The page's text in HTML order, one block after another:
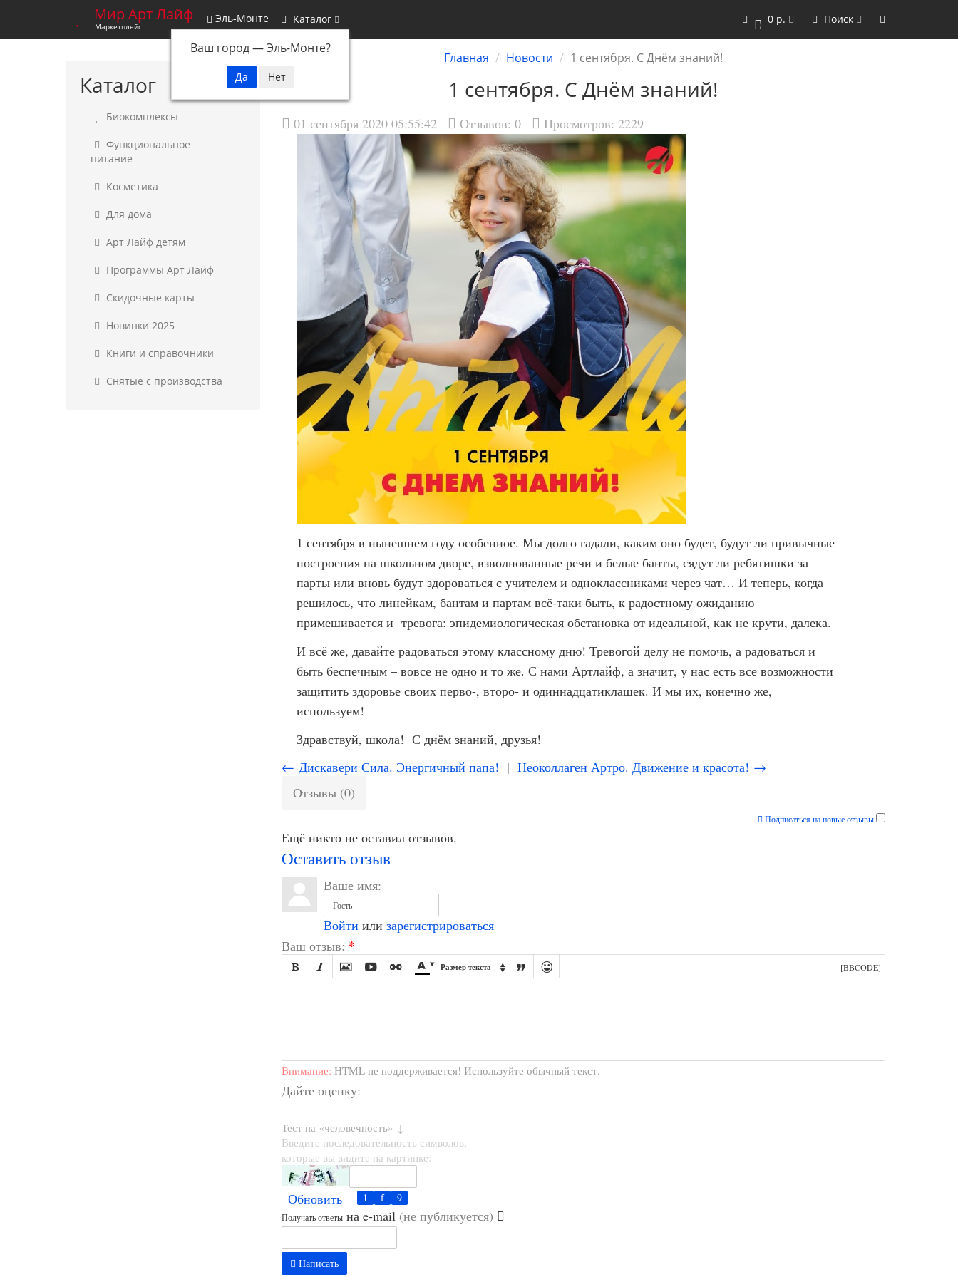
Мир Арт Лайф
Маркетплейс
Эль-Монте
Ваш город —Эль-Монте?
Каталог 0 0 р. Поиск
Каталог
Биокомплексы
Функциональное
питание
Косметика
Для дома
Арт Лайф детям
Программы Арт Лайф
Скидочные карты
Новинки 2025
Книги и справочники
Снятые с производства
Главная Новости 1 сентября. С Днём знаний!
1 сентября. С Днём знаний!
01 сентября 2020 05:55:42 Отзывов: 0 Просмотров: 2229
1 сентября в нынешнем году особенное. Мы долго гадали, каким оно будет, будут ли привычные
построения на школьном дворе, взволнованные речи и белые банты, сядут ли ребятишки за
парты или вновь будут здороваться с учителем и одноклассниками через чат… И теперь, когда
решилось, что линейкам, бантам и партам всё-таки быть, к радостному ожиданию
примешивается и тревога: эпидемиологическая обстановка от идеальной, как не крути, далека.
И всё же, давайте радоваться этому классному дню! Тревогой делу не помочь, а радоваться и
быть беспечным – вовсе не одно и то же. С нами Артлайф, а значит, у нас есть все возможности
защитить здоровье своих перво-, второ- и одиннадцатиклашек. И мы их, конечно же,
используем!
Здравствуй, школа! С днём знаний, друзья!
← Дискавери Сила. Энергичный папа! | Неоколлаген Артро. Движение и красота! →
Отзывы (0)
Подписаться на новые отзывы
Ещё никто не оставил отзывов.
Оставить отзыв
Ваше имя:
Войти или зарегистрироваться
Ваш отзыв: *
       Размер текста    [BBCODE]
Внимание: HTML не поддерживается! Используйте обычный текст.
Дайте оценку:
Тест на «человечность» ↓
Введите последовательность символов,
которые вы видите на картинке:
Обновить
Получать ответына e-mail (не публикуется)
Написать